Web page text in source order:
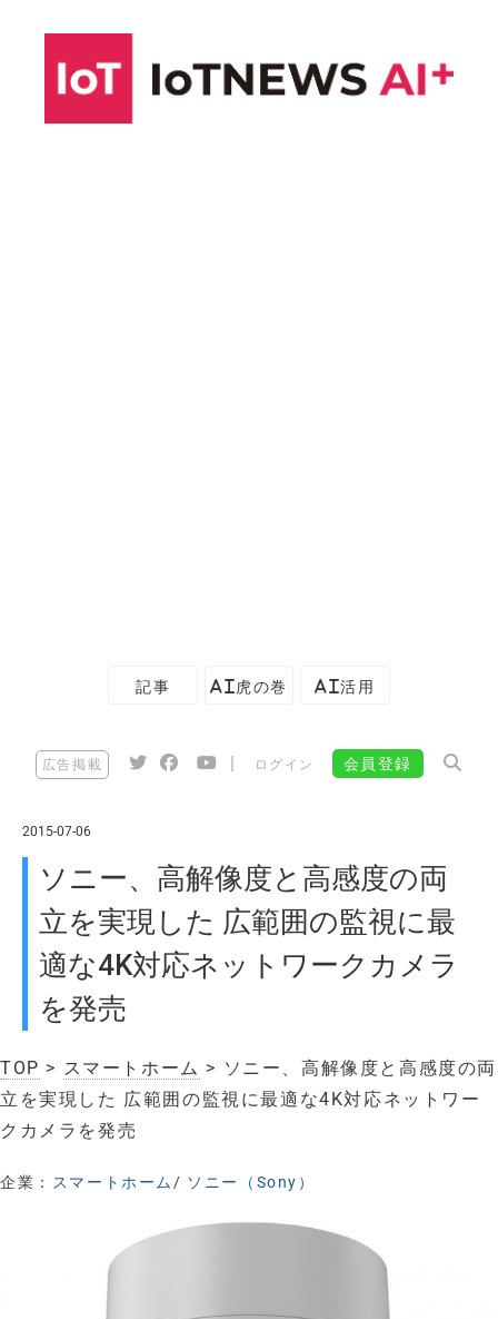
記事 AI虎の巻 AI活用
広告掲載 ログイン 会員登録
2015-07-06
ソニー、高解像度と高感度の両
立を実現した 広範囲の監視に最
適な4K対応ネットワークカメラ
を発売
TOP > スマートホーム > ソニー、高解像度と高感度の両
立を実現した 広範囲の監視に最適な4K対応ネットワー
クカメラを発売
企業： スマートホーム/ ソニー（Sony）